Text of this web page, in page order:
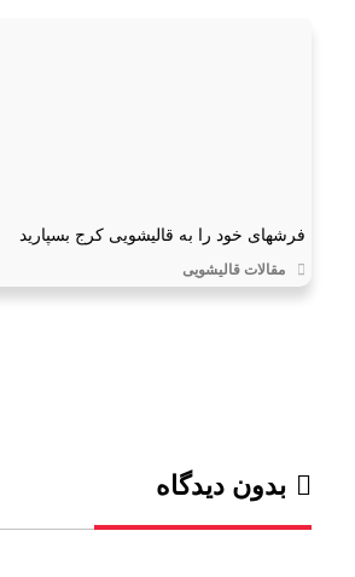
فرشهای خود را به قالیشویی کرج بسپارید
مقالات قالیشویی
بدون دیدگاه